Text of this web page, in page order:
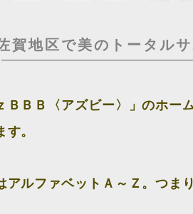
賀地区で美のトータル
ＢＢＢ〈アズビー〉」のホー
。
アルファベットＡ～Ｚ。つま